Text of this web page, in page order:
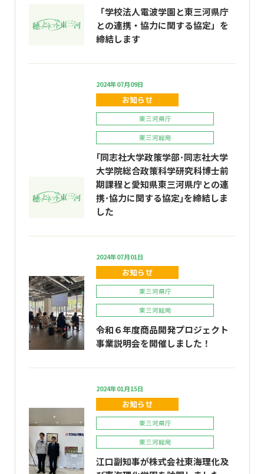
「学校法人電波学園と東三河県庁
との連携・協力に関する協定」を
締結します
2024年07月09日
お知らせ
東三河県庁
東三河総局
｢同志社大学政策学部･同志社大学
大学院総合政策科学研究科博士前
期課程と愛知県東三河県庁との連
携･協力に関する協定｣を締結しま
した
2024年07月01日
お知らせ
東三河県庁
東三河総局
令和６年度商品開発プロジェクト
事業説明会を開催しました！
2024年01月15日
お知らせ
東三河県庁
東三河総局
江口副知事が株式会社東海理化及